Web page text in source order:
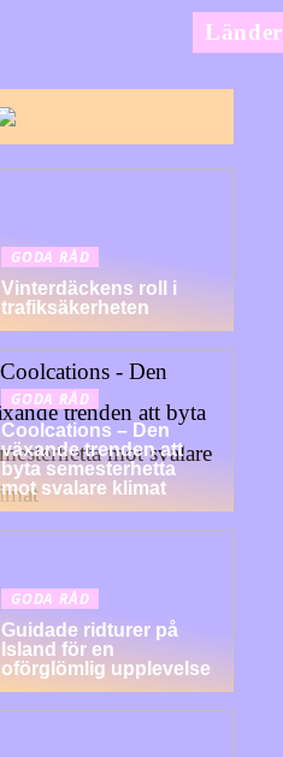
Länder
GODA RÅD
Vinterdäckens roll i
trafiksäkerheten
GODA RÅD
Coolcations – Den
växande trenden att
byta semesterhetta
mot svalare klimat
GODA RÅD
Guidade ridturer på
Island för en
oförglömlig upplevelse